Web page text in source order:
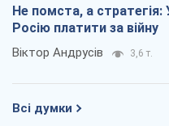
Не помста, а стратегія:
Росію платити за війну
Віктор Андрусів 3,6 т.
Всі думки